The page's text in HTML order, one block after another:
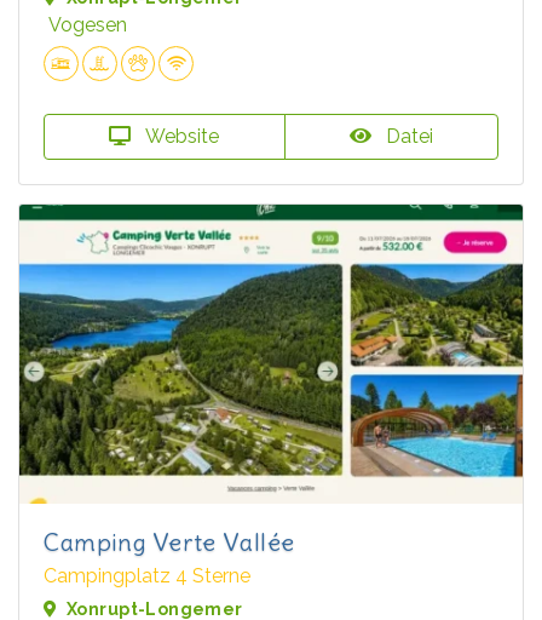
Vogesen
Website Datei
Camping Verte Vallée
Campingplatz 4 Sterne
Xonrupt-Longemer